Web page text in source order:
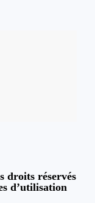
droits réservés
d’utilisation